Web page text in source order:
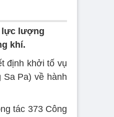
lực lượng
khí.
định khởi tố vụ
Pa) về hành
tác 373 Công